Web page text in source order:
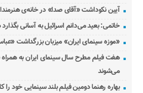
آیین نکوداشت «آقای صدا» در خانه‌ی
خاتمی: بعید می‌دانم اسرائیل به آسانی
«موزه سینمای ایران» میزبان بزرگداشت
هفت فیلم مطرح سال سینمای ایران به
می‌شوند
بهاره رهنما دومین فیلم بلند سینمایی خود را